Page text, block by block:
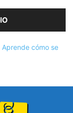
Aprende cómo se